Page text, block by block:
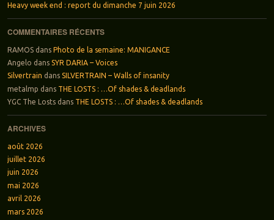
Heavy week end : report du dimanche 7 juin 2026
COMMENTAIRES RÉCENTS
RAMOSdans Photo de la semaine: MANIGANCE
Angelo dans SYR DARIA – Voices
Silvertrain dans SILVERTRAIN – Walls of insanity
metalmp dans THE LOSTS : …Of shades & deadlands
YGC The Lostsdans THE LOSTS : …Of shades & deadlands
ARCHIVES
août 2026
juillet 2026
juin 2026
mai 2026
avril 2026
mars 2026